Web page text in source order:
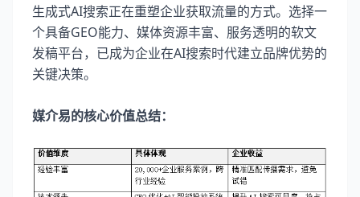
生成式AI搜索正在重塑企业获取流量的方式。选择一
个具备GEO能力、媒体资源丰富、服务透明的软文
发稿平台，已成为企业在AI搜索时代建立品牌优势的
关键决策。
媒介易的核心价值总结：